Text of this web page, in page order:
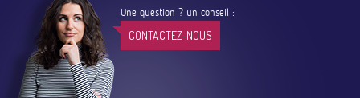
Une question ? un conseil :
CONTACTEZ-NOUS